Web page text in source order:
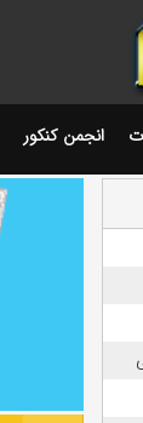
انجمن کنکور